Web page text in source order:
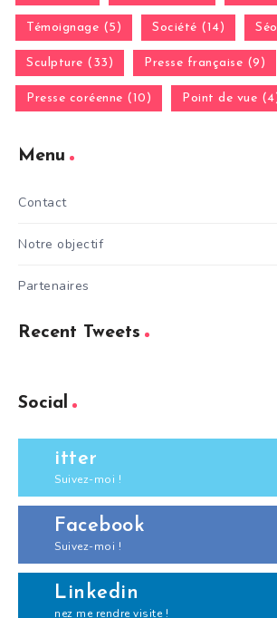
Témoignage (5) Société (14)
Sculpture (33) Presse française (9)
Presse coréenne (10) Point de vue
Menu
Contact
Notre objectif
Partenaires
Recent Tweets
Social
itter
Suivez-moi !
Facebook
Suivez-moi !
Linkedin
nez me rendre visite !